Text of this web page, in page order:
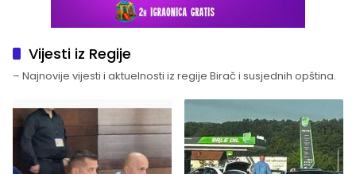
Vijesti iz Regije
– Najnovije vijesti i aktuelnosti iz regije Birač i susjednih opština.